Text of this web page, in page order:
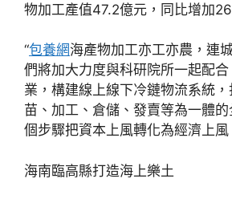
物加工產值47.2億元，同比增加
“包養網海產物加工亦工亦農，連
們將加大力度與科研院所一起配
業，構建線上線下冷鏈物流系統
苗、加工、倉儲、發賣等為一體
個步驟把資本上風轉化為經濟上風
海南臨高縣打造海上樂土